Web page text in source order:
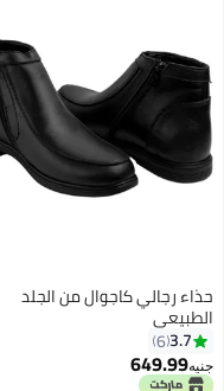
3
حذاء رجالي كاجوال من الجلد
الطبيعي
3.7
6
جنيه649.99